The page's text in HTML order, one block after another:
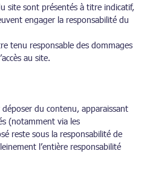
site sont présentés à titre indicatif,
engager la responsabilité du
tenu responsable des dommages
au site.
du contenu, apparaissant
(notamment via les
reste sous la responsabilité de
l’entière responsabilité